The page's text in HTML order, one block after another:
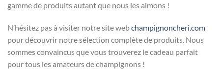
gamme de produits autant que nous les aimons !
N’hésitez pas à visiter notre site webchampignoncheri.com
pour découvrir notre sélection complète de produits. Nous
sommes convaincus que vous trouverez le cadeau parfait
pour tous les amateurs de champignons !